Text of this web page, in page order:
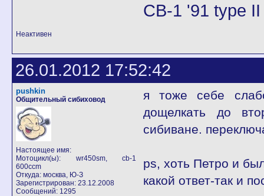
CB-1 '91 type
Неактивен
26.01.2012 17:52:42
pushkin
Общительный сибиховод
Настоящее имя:
Мотоцикл(ы): wr450sm, cb-1
600ccm
Откуда: москва, Ю-З
Зарегистрирован: 23.12.2008
Сообщений: 1295
я тоже себе
дощелкать до
сибиване.
ps, хоть Петро и
какой ответ-так и